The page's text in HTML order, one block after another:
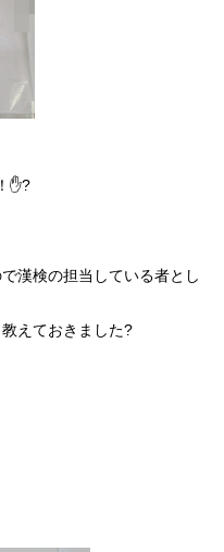
✋?
漢検の担当している者とし
えておきました?